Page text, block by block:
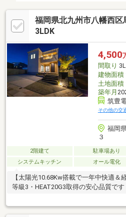
福岡県北九州市八幡西区
3LDK
4,500
間取り
建物面積
土地面積
築年月
筑豊
その他の交
福岡
３
2階建て 駐車場あり
システムキッチン
オール電化
【太陽光10.68Kw搭載で一年中快適＆
等級3・HEAT20G3取得の安心品質で